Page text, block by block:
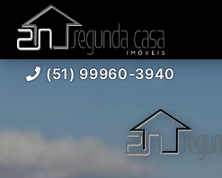
(51) 99960-3940